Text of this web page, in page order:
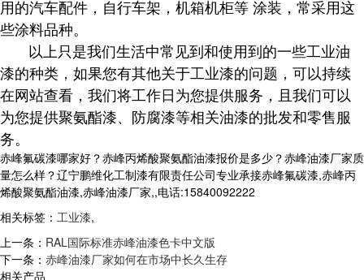
用的汽车配件，自行车架，机箱机柜等 涂装，常采用这
些涂料品种。
以上只是我们生活中常见到和使用到的一些工业油
漆的种类，如果您有其他关于工业漆的问题，可以持续
在网站查看，我们将工作日为您提供服务，且我们可以
为您提供聚氨酯漆、防腐漆等相关油漆的批发和零售服
务。
赤峰氟碳漆哪家好？赤峰丙烯酸聚氨酯油漆报价是多少？赤峰油漆厂家质
量怎么样？辽宁鹏维化工制漆有限责任公司专业承接赤峰氟碳漆,赤峰丙
烯酸聚氨酯油漆,赤峰油漆厂家,,电话:15840092222
相关标签： 工业漆,
上一条： RAL国际标准赤峰油漆色卡中文版
下一条： 赤峰油漆厂家如何在市场中长久生存
相关产品